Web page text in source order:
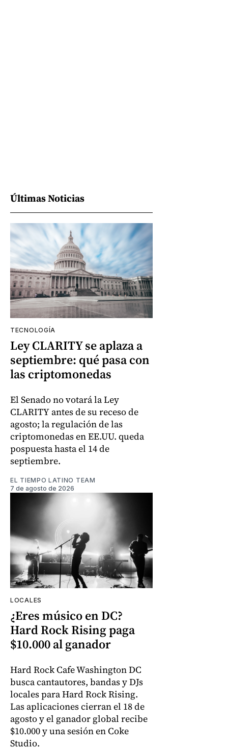
Últimas Noticias
TECNOLOGÍA
Ley CLARITY se aplaza a
septiembre: qué pasa con
las criptomonedas
El Senado no votará la Ley
CLARITY antes de su receso de
agosto; la regulación de las
criptomonedas en EE.UU. queda
pospuesta hasta el 14 de
septiembre.
EL TIEMPO LATINO TEAM
7 de agosto de 2026
LOCALES
¿Eres músico en DC?
Hard Rock Rising paga
$10.000 al ganador
Hard Rock Cafe Washington DC
busca cantautores, bandas y DJs
locales para Hard Rock Rising.
Las aplicaciones cierran el 18 de
agosto y el ganador global recibe
$10.000 y una sesión en Coke
Studio.